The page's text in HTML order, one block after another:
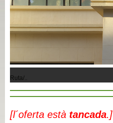
Ruta/..
[l´oferta està tancada.]